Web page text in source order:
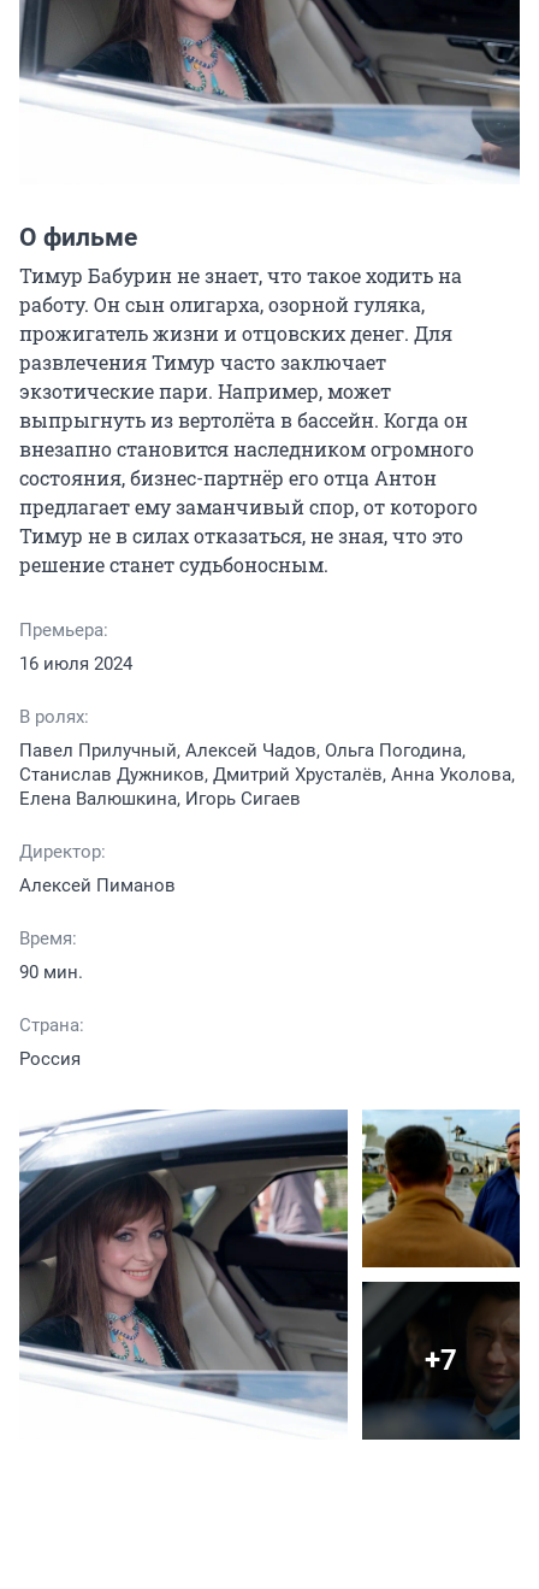
О фильме
Тимур Бабурин не знает, что такое ходить на
работу. Он сын олигарха, озорной гуляка,
прожигатель жизни и отцовских денег. Для
развлечения Тимур часто заключает
экзотические пари. Например, может
выпрыгнуть из вертолёта в бассейн. Когда он
внезапно становится наследником огромного
состояния, бизнес-партнёр его отца Антон
предлагает ему заманчивый спор, от которого
Тимур не в силах отказаться, не зная, что это
решение станет судьбоносным.
Премьера:
16 июля 2024
В ролях:
Павел Прилучный, Алексей Чадов, Ольга Погодина,
Станислав Дужников, Дмитрий Хрусталёв, Анна Уколова,
Елена Валюшкина, Игорь Сигаев
Директор:
Алексей Пиманов
Время:
90 мин.
Страна:
Россия
+7